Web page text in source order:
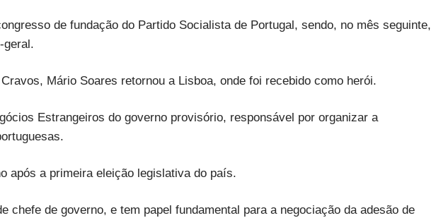
de fundação do Partido Socialista de Portugal, sendo, no mês seguinte,
geral.
Mário Soares retornou a Lisboa, onde foi recebido como herói.
Estrangeiros do governo provisório, responsável por organizar a
após a primeira eleição legislativa do país.
chefe de governo, e tem papel fundamental para a negociação da adesão de